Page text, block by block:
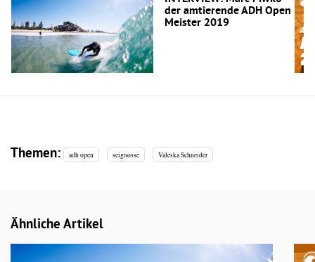
der amtierende ADH Open
Meister 2019
Themen: adh open seignosse Valeska Schneider
Ähnliche Artikel